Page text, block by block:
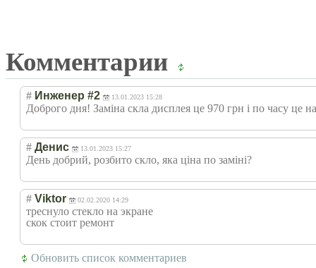
Комментарии
# Инженер #2 13.01.2023 15:28
Доброго дня! Заміна скла дисплея це 970 грн і по часу це
# Денис 13.01.2023 15:27
День добрий, розбито скло, яка ціна по заміні?
# Viktor 02.02.2020 14:29
треснуло стекло на экране
скок стоит ремонт
Обновить список комментариев